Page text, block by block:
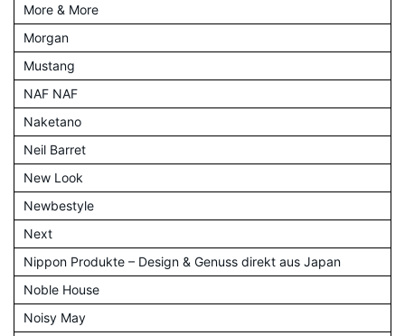
More & More
Morgan
Mustang
NAF NAF
Naketano
Neil Barret
New Look
Newbestyle
Next
Nippon Produkte – Design & Genuss direkt aus Japan
Noble House
Noisy May